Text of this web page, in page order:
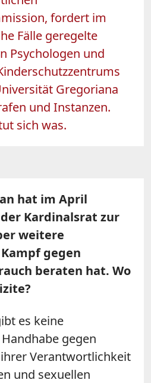
fordert im
Fälle geregelte
Psychologen und
Gregoriana
und Instanzen.
sich was.
hat im April
Kardinalsrat zur
weitere
gegen
beraten hat. Wo
es keine
gegen
Verantwortlichkeit
und sexuellen